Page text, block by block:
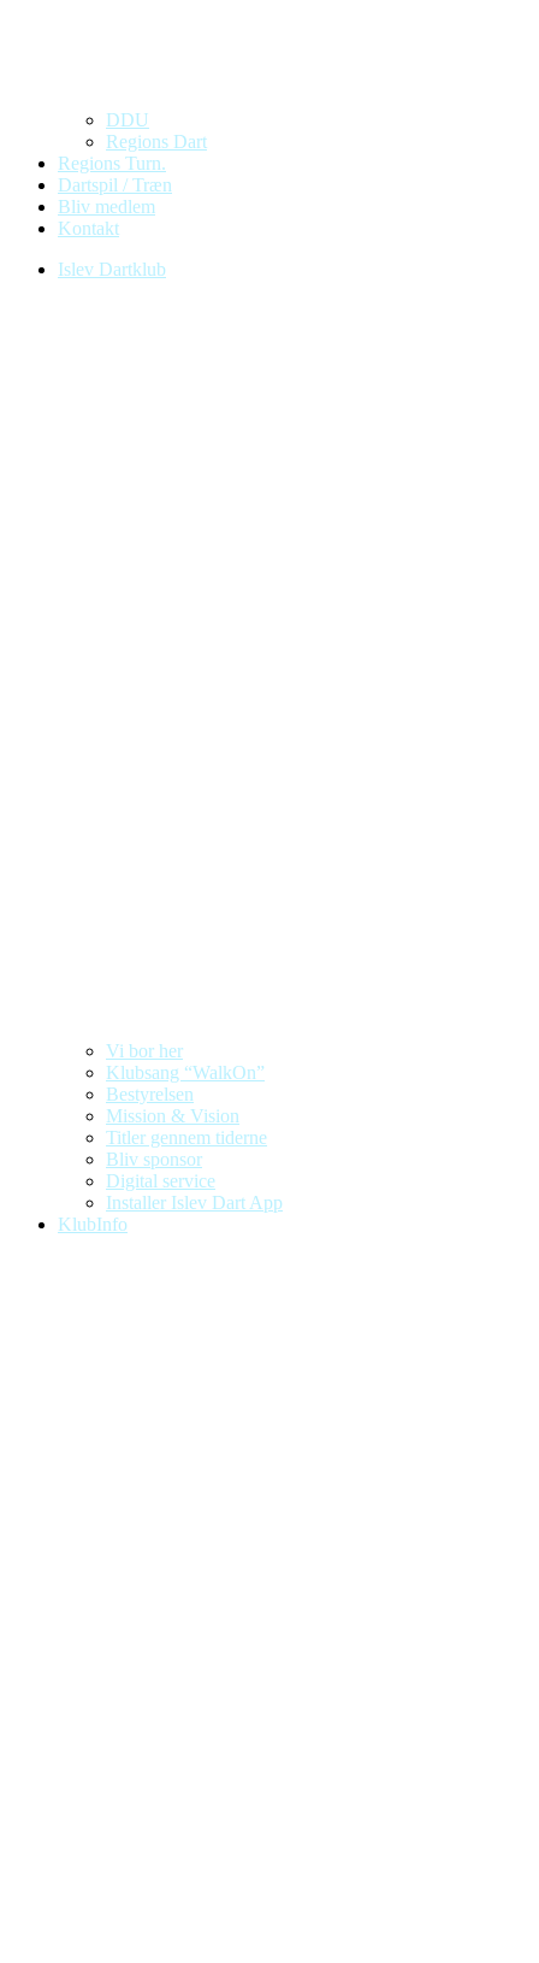
DDU
Regions Dart
Regions Turn.
Dartspil / Træn
Bliv medlem
Kontakt
Islev Dartklub
Vi bor her
Klubsang “WalkOn”
Bestyrelsen
Mission & Vision
Titler gennem tiderne
Bliv sponsor
Digital service
Installer Islev Dart App
KlubInfo